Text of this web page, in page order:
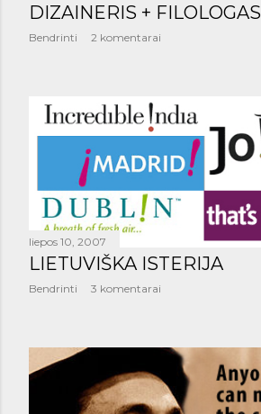
DIZAINERIS + FILOLOGAS
Bendrinti 2 komentarai
liepos 10, 2007
LIETUVIŠKA ISTERIJA
Bendrinti 3 komentarai